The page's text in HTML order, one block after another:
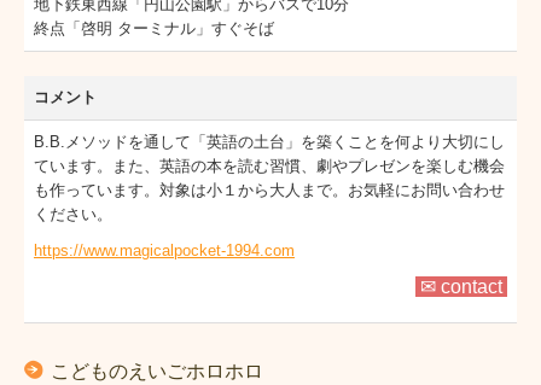
BB News 2024年
BB News 2025年
BB NEWS 2026年
学術研究
地下鉄東西線「円山公園駅」からバスで10分
終点「啓明 ターミナル」すぐそば
コメント
B.B.メソッドを通して「英語の土台」を築くことを何より大切にし
ています。また、英語の本を読む習慣、劇やプレゼンを楽しむ機会
も作っています。対象は小１から大人まで。お気軽にお問い合わせ
ください。
https://www.magicalpocket-1994.com
✉ contact
こどものえいごホロホロ